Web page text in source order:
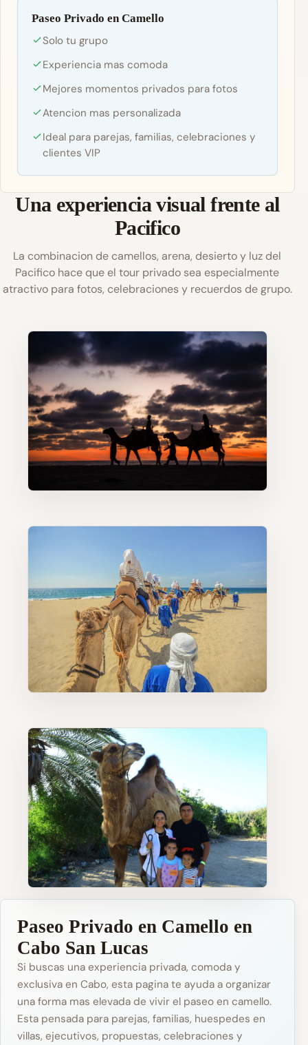
Paseo Privado en Camello
Solo tu grupo
Experiencia mas comoda
Mejores momentos privados para fotos
Atencion mas personalizada
Ideal para parejas, familias, celebraciones y
clientes VIP
Una experiencia visual frente al
Pacifico
La combinacion de camellos, arena, desierto y luz del
Pacifico hace que el tour privado sea especialmente
atractivo para fotos, celebraciones y recuerdos de grupo.
Paseo Privado en Camello en
Cabo San Lucas
Si buscas una experiencia privada, comoda y
exclusiva en Cabo, esta pagina te ayuda a organizar
una forma mas elevada de vivir el paseo en camello.
Esta pensada para parejas, familias, huespedes en
villas, ejecutivos, propuestas, celebraciones y